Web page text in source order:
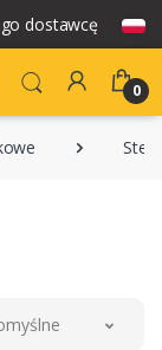
dostawcę
0
Steyr